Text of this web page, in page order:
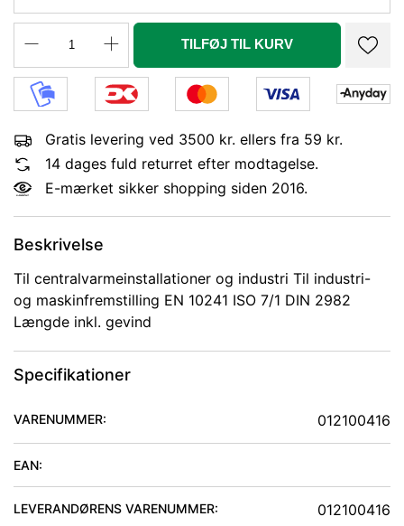
TILFØJ TIL KURV
Gratis levering ved 3500 kr. ellers fra 59 kr.
14 dages fuld returret efter modtagelse.
E-mærket sikker shopping siden 2016.
Beskrivelse
Til centralvarmeinstallationer og industri Til industri-
og maskinfremstilling EN 10241 ISO 7/1 DIN 2982
Længde inkl. gevind
Specifikationer
VARENUMMER: 012100416
EAN:
LEVERANDØRENS VARENUMMER: 012100416